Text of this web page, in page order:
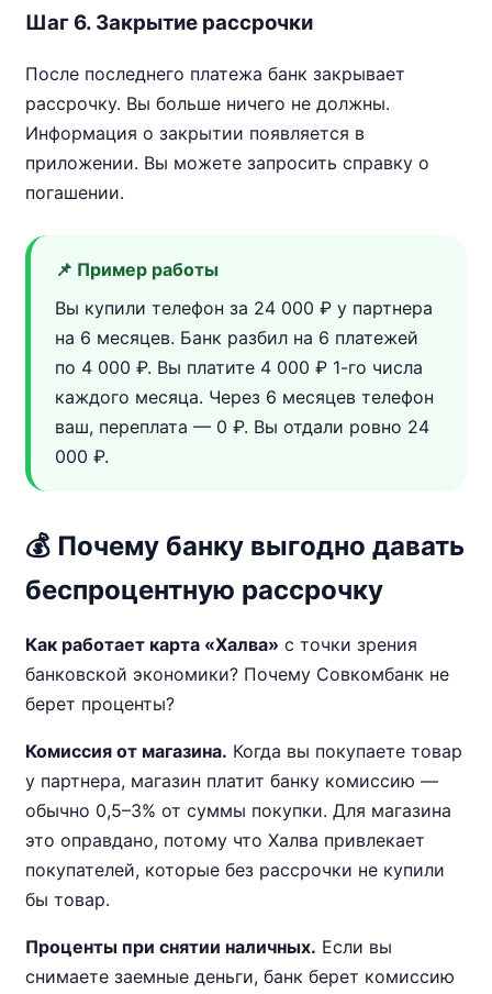
Шаг 6. Закрытие рассрочки
После последнего платежа банк закрывает
рассрочку. Вы больше ничего не должны.
Информация о закрытии появляется в
приложении. Вы можете запросить справку о
погашении.
📌 Пример работы
Вы купили телефон за 24 000 ₽ у партнера
на 6 месяцев. Банк разбил на 6 платежей
по 4 000 ₽. Вы платите 4 000 ₽ 1-го числа
каждого месяца. Через 6 месяцев телефон
ваш, переплата — 0 ₽. Вы отдали ровно 24
000 ₽.
💰 Почему банку выгодно давать
беспроцентную рассрочку
Как работает карта «Халва» с точки зрения
банковской экономики? Почему Совкомбанк не
берет проценты?
Комиссия от магазина. Когда вы покупаете товар
у партнера, магазин платит банку комиссию —
обычно 0,5–3% от суммы покупки. Для магазина
это оправдано, потому что Халва привлекает
покупателей, которые без рассрочки не купили
бы товар.
Проценты при снятии наличных. Если вы
снимаете заемные деньги, банк берет комиссию